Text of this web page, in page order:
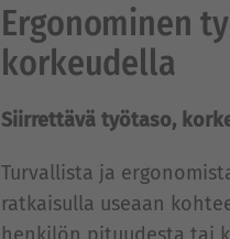
Ergonominen
korkeudella
Siirrettävä työtaso,
Turvallista ja
ratkaisulla useaan